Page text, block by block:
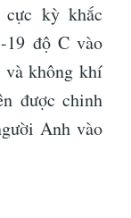
kỳ khắc
độ C vào
và không khí
được chinh
Anh vào